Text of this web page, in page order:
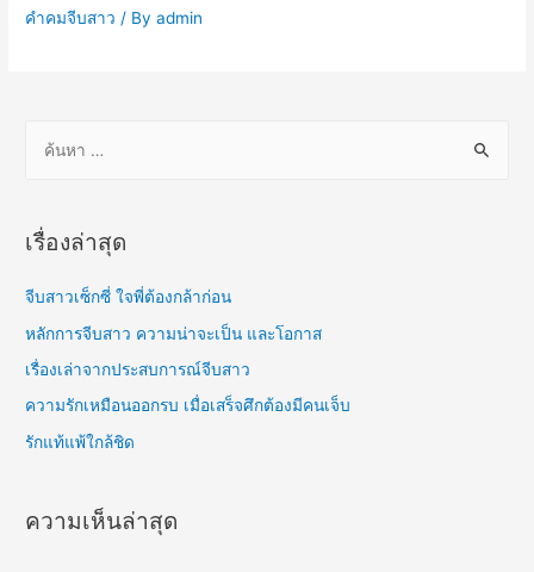
คำคมจีบสาว / Byadmin
เรื่องล่าสุด
จีบสาวเซ็กซี่ ใจพี่ต้องกล้าก่อน
หลักการจีบสาว ความน่าจะเป็น และโอกาส
เรื่องเล่าจากประสบการณ์จีบสาว
ความรักเหมือนออกรบ เมื่อเสร็จศึกต้องมีคนเจ็บ
รักแท้แพ้ใกล้ชิด
ความเห็นล่าสุด